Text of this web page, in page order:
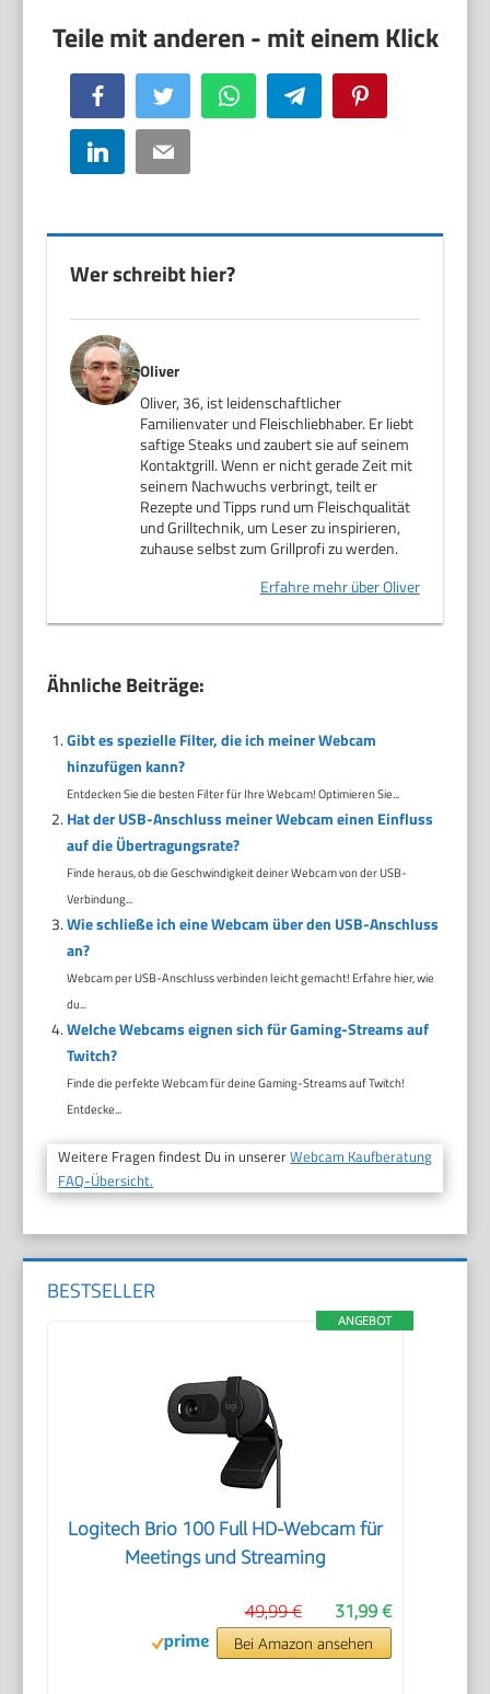
Facebook Twitter WhatsApp Telegram
LinkedIn Email
Wer schreibt hier?
Oliver
Oliver, 36, ist leidenschaftlicher
Familienvater und Fleischliebhaber. Er liebt
saftige Steaks und zaubert sie auf seinem
Kontaktgrill. Wenn er nicht gerade Zeit mit
seinem Nachwuchs verbringt, teilt er
Rezepte und Tipps rund um Fleischqualität
und Grilltechnik, um Leser zu inspirieren,
zuhause selbst zum Grillprofi zu werden.
Erfahre mehr über Oliver
Ähnliche Beiträge:
Gibt es spezielle Filter, die ich meiner Webcam
hinzufügen kann?
Entdecken Sie die besten Filter für Ihre Webcam! Optimieren Sie...
Hat der USB-Anschluss meiner Webcam einen Einfluss
auf die Übertragungsrate?
Finde heraus, ob die Geschwindigkeit deiner Webcam von der USB-
Verbindung...
Wie schließe ich eine Webcam über den USB-Anschluss
an?
Webcam per USB-Anschluss verbinden leicht gemacht! Erfahre hier, wie
du...
Welche Webcams eignen sich für Gaming-Streams auf
Twitch?
Finde die perfekte Webcam für deine Gaming-Streams auf Twitch!
Entdecke...
Weitere Fragen findest Du in unsererWebcam Kaufberatung
FAQ-Übersicht.
BESTSELLER
ANGEBOT
Logitech Brio 100 Full HD-Webcam für
Meetings und Streaming
31,99 €
49,99 €
Bei Amazon ansehen